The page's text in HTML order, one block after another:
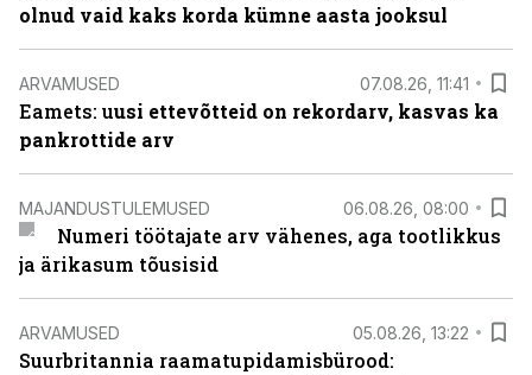
olnud vaid kaks korda kümne aasta jooksul
ARVAMUSED 07.08.26, 11:41
Eamets: uusi ettevõtteid on rekordarv, kasvas ka
pankrottide arv
MAJANDUSTULEMUSED 06.08.26, 08:00
Numeri töötajate arv vähenes, aga tootlikkus
ja ärikasum tõusisid
ARVAMUSED 05.08.26, 13:22
Suurbritannia raamatupidamisbürood: